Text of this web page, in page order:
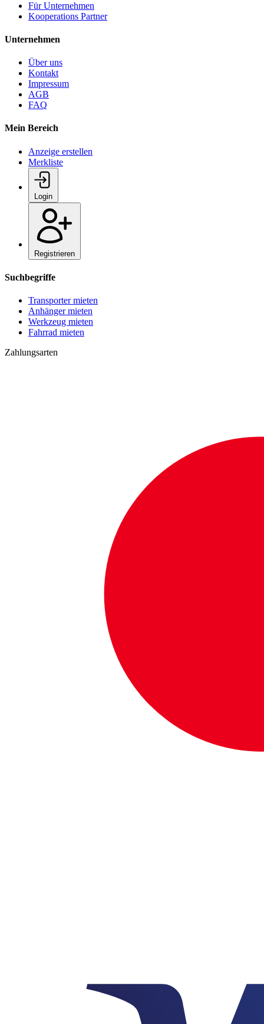
Für Unternehmen
Kooperations Partner
Unternehmen
Über uns
Kontakt
Impressum
AGB
FAQ
Mein Bereich
Anzeige erstellen
Merkliste
Login
Registrieren
Suchbegriffe
Transporter mieten
Anhänger mieten
Werkzeug mieten
Fahrrad mieten
Zahlungsarten